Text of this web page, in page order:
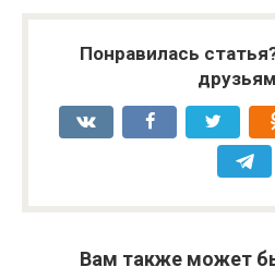
Понравилась
Вам также может